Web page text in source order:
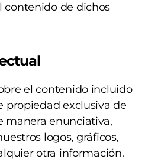
contenido de dichos
el contenido incluido
propiedad exclusiva de
manera enunciativa,
logos, gráficos,
otra información.